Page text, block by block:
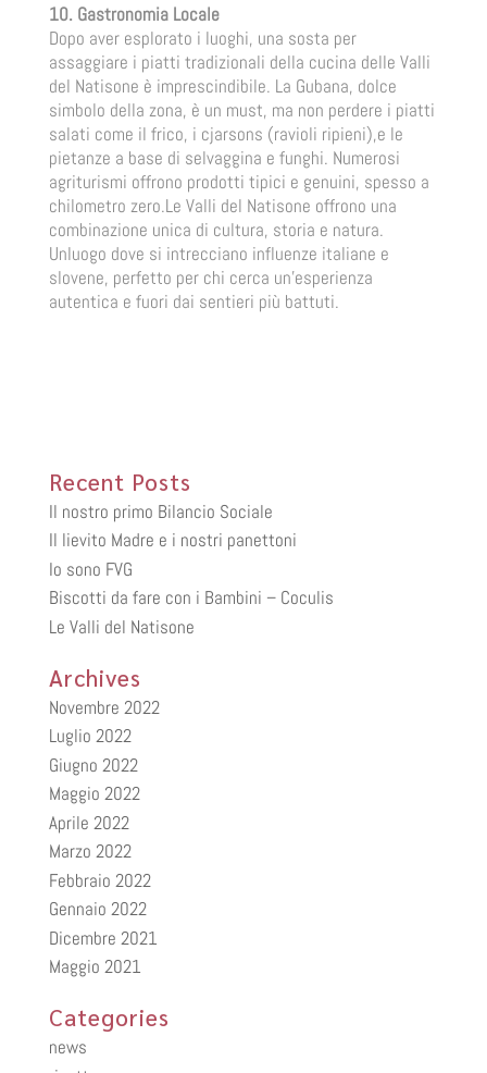
10. Gastronomia Locale
Dopo aver esplorato i luoghi, una sosta per
assaggiare i piatti tradizionali della cucina delle Valli
del Natisone è imprescindibile. La Gubana, dolce
simbolo della zona, è un must, ma non perdere i piatti
salati come il frico, i cjarsons (ravioli ripieni),e le
pietanze a base di selvaggina e funghi. Numerosi
agriturismi offrono prodotti tipici e genuini, spesso a
chilometro zero.Le Valli del Natisone offrono una
combinazione unica di cultura, storia e natura.
Unluogo dove si intrecciano influenze italiane e
slovene, perfetto per chi cerca un’esperienza
autentica e fuori dai sentieri più battuti.
Recent Posts
Il nostro primo Bilancio Sociale
Il lievito Madre e i nostri panettoni
Io sono FVG
Biscotti da fare con i Bambini – Coculis
Le Valli del Natisone
Archives
Novembre 2022
Luglio 2022
Giugno 2022
Maggio 2022
Aprile 2022
Marzo 2022
Febbraio 2022
Gennaio 2022
Dicembre 2021
Maggio 2021
Categories
news